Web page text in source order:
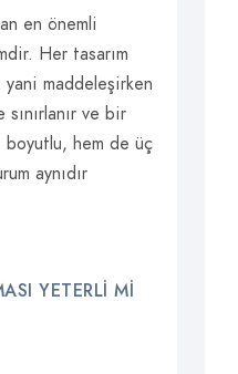
en önemli
Her tasarım
maddeleşirken
ve bir
boyutlu, hem de üç
aynıdır
YETERLI MI